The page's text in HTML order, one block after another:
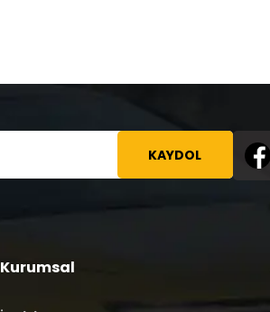
KAYDOL
Kurumsal